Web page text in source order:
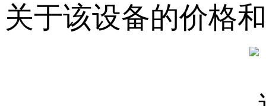
关于该设备的价格和